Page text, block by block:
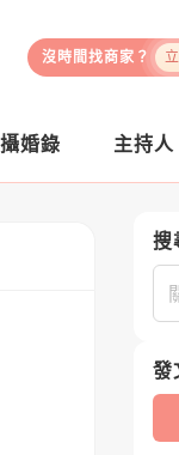
沒時間找商家？
婚錄 主持人
搜
搜
發